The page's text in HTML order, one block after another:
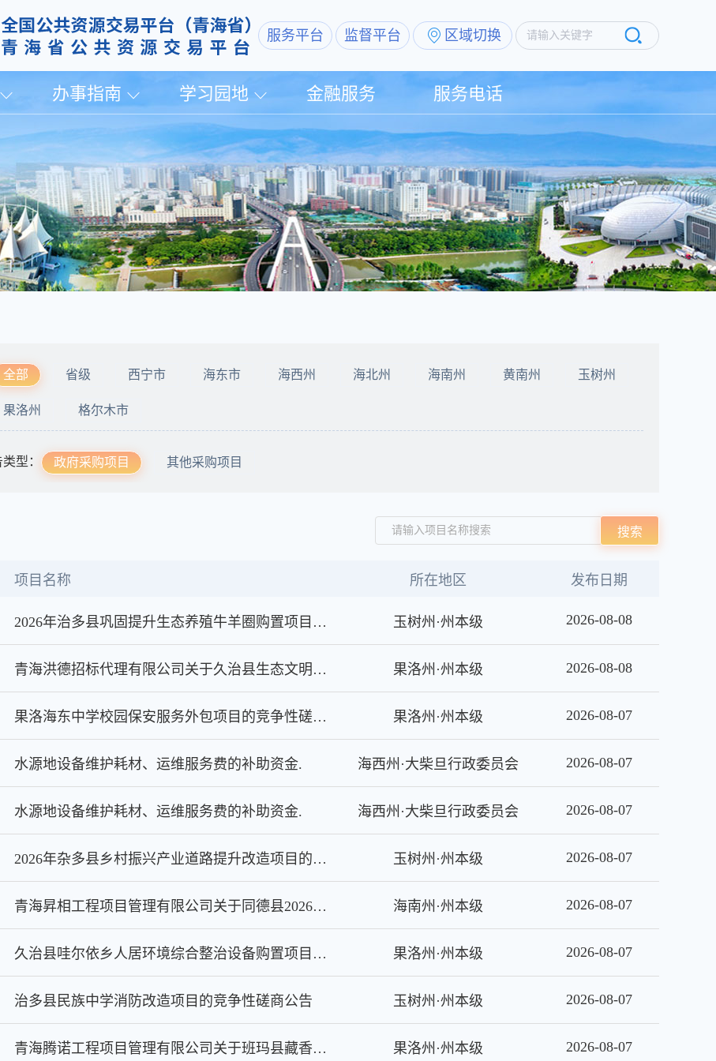
服务平台 监督平台 区域切换 请输入关键字
办事指南 学习园地 金融服务 服务电话
全部 省级 西宁市 海东市 海西州 海北州 海南州 黄南州 玉树州
果洛州 格尔木市
型： 政府采购项目 其他采购项目
请输入项目名称搜索 搜索
项目名称 所在地区 发布日期
2026年治多县巩固提升生态养殖牛羊圈购置项目中标(成交)结果公告 玉树州·州本级 2026-08-08
青海洪德招标代理有限公司关于久治县生态文明微电影服务项目成交结果公告 果洛州·州本级 2026-08-08
果洛海东中学校园保安服务外包项目的竞争性磋商公告 果洛州·州本级 2026-08-07
水源地设备维护耗材、运维服务费的补助资金. 海西州·大柴旦行政委员会 2026-08-07
水源地设备维护耗材、运维服务费的补助资金. 海西州·大柴旦行政委员会 2026-08-07
2026年杂多县乡村振兴产业道路提升改造项目的竞争性磋商公告 玉树州·州本级 2026-08-07
青海昇相工程项目管理有限公司关于同德县2026年第二批义务教育农村校舍安全保障机制维修项目的竞争性磋商公告 海南州·州本级 2026-08-07
久治县哇尔依乡人居环境综合整治设备购置项目的竞争性磋商公告 果洛州·州本级 2026-08-07
治多县民族中学消防改造项目的竞争性磋商公告 玉树州·州本级 2026-08-07
青海腾诺工程项目管理有限公司关于班玛县藏香鸡养殖基地改造升级项目（第二次）中标(成交)结果公告 果洛州·州本级 2026-08-07